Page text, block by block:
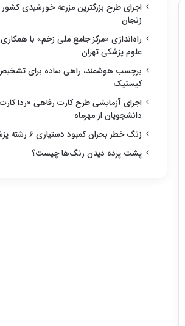
اجرای طرح بزرگترین مزرعه خورشیدی کشور
زنجان
راه‌اندازی «مرکز جامع ملی زخم» با
علوم پزشکی تهران
برچسب هوشمند، راهی ساده برای تشخیص
کیستیک
اجرای آزمایشی طرح کارت رفاهی «ردا
دانشجویان از مهرماه
زنگ خطر بحران کمبود دستیاری ۶ رشته پزشکی
پشت پرده دیدن رنگ‌ها چیست؟